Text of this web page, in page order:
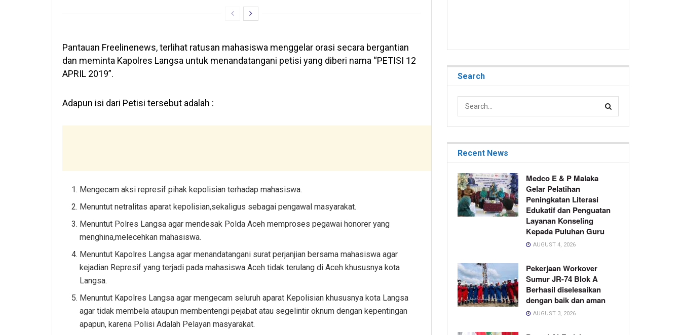
Pantauan Freelinenews, terlihat ratusan mahasiswa menggelar orasi secara bergantian
dan meminta Kapolres Langsa untuk menandatangani petisi yang diberi nama “PETISI 12
APRIL 2019”.
Adapun isi dari Petisi tersebut adalah :
Mengecam aksi represif pihak kepolisian terhadap mahasiswa.
Menuntut netralitas aparat kepolisian,sekaligus sebagai pengawal masyarakat.
Menuntut Polres Langsa agar mendesak Polda Aceh memproses pegawai honorer yang
menghina,melecehkan mahasiswa.
Menuntut Kapolres Langsa agar menandatangani surat perjanjian bersama mahasiswa agar
kejadian Represif yang terjadi pada mahasiswa Aceh tidak terulang di Aceh khususnya kota
Langsa.
Menuntut Kapolres Langsa agar mengecam seluruh aparat Kepolisian khususnya kota Langsa
agar tidak membela ataupun membentengi pejabat atau segelintir oknum dengan kepentingan
apapun, karena Polisi Adalah Pelayan masyarakat.
Search
Recent News
Medco E & P Malaka
Gelar Pelatihan
Peningkatan Literasi
Edukatif dan Penguatan
Layanan Konseling
Kepada Puluhan Guru
AUGUST 4, 2026
Pekerjaan Workover
Sumur JR-74 Blok A
Berhasil diselesaikan
dengan baik dan aman
AUGUST 3, 2026